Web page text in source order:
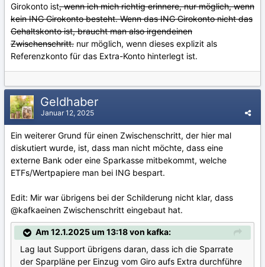
Girokonto ist, wenn ich mich richtig erinnere, nur möglich, wenn
kein ING Girokonto besteht. Wenn das ING Girokonto nicht das
Gehaltskonto ist, braucht man also irgendeinen
Zwischenschritt. nur möglich, wenn dieses explizit als
Referenzkonto für das Extra-Konto hinterlegt ist.
Geldhaber
Januar 12, 2025
Ein weiterer Grund für einen Zwischenschritt, der hier mal
diskutiert wurde, ist, dass man nicht möchte, dass eine
externe Bank oder eine Sparkasse mitbekommt, welche
ETFs/Wertpapiere man bei ING bespart.
Edit: Mir war übrigens bei der Schilderung nicht klar, dass
@kafkaeinen Zwischenschritt eingebaut hat.
Am 12.1.2025 um 13:18 von kafka:
Lag laut Support übrigens daran, dass ich die Sparrate
der Sparpläne per Einzug vom Giro aufs Extra durchführe